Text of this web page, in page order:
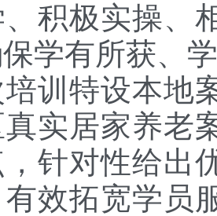
积极实操、
学有所获、
训特设本地
实居家养老
，针对性给出
效拓宽学员